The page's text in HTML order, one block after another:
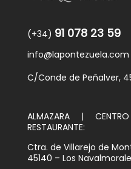
(+34) 91 078 23 59
info@lapontezuela.com
C/Conde de Peñalver,
ALMAZARA |
RESTAURANTE:
Ctra. de Villarejo de
45140 – Los